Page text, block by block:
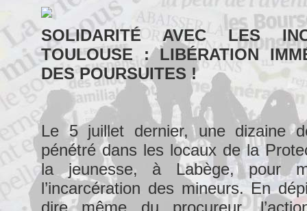
SOLIDARITÉ AVEC LES
TOULOUSE : LIBÉRATION
DES POURSUITES !
Le 5 juillet dernier, une dizaine
pénétré dans les locaux de la
la jeunesse, à Labège, pour
l’incarcération des mineurs. En
dire même du procureur,